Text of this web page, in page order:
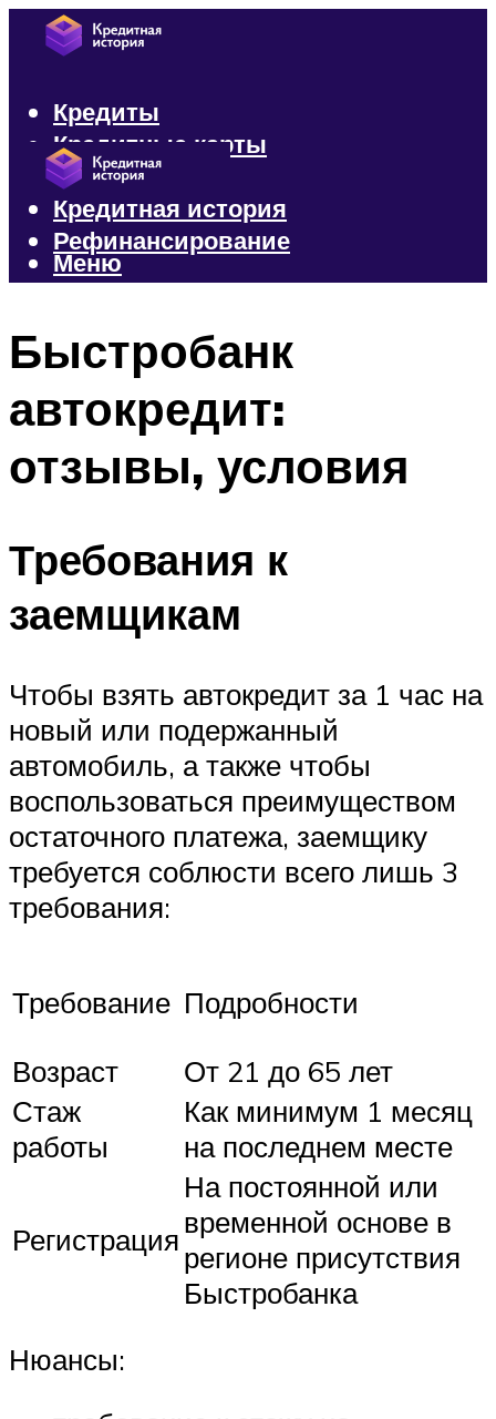
Кредиты
Кредитные карты
Микрозаймы
Кредитная история
Рефинансирование
Меню
Быстробанк
автокредит:
отзывы, условия
Требования к
заемщикам
Чтобы взять автокредит за 1 час на
новый или подержанный
автомобиль, а также чтобы
воспользоваться преимуществом
остаточного платежа, заемщику
требуется соблюсти всего лишь 3
требования:
Требование Подробности
Возраст
От 21 до 65 лет
Стаж
работы
Как минимум 1 месяц
на последнем месте
Регистрация
На постоянной или
временной основе в
регионе присутствия
Быстробанка
Нюансы: